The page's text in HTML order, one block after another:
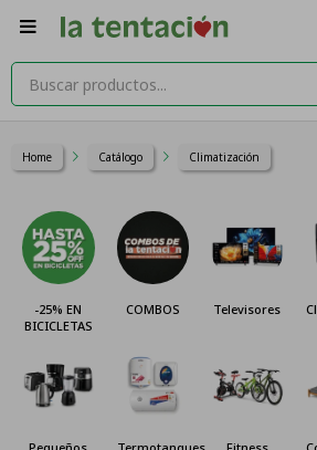

Home Catálogo Climatización
-25% EN
BICICLETAS
COMBOS Televisores